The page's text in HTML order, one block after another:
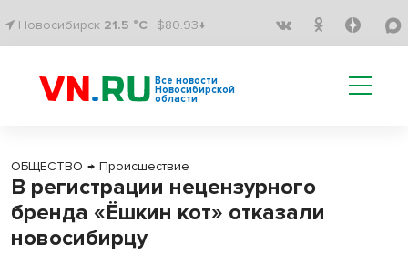
Новосибирск 21.5 °C $80.93↓
Все новости
Новосибирской
области
ОБЩЕСТВО → Происшествие
В регистрации нецензурного
бренда «Ёшкин кот» отказали
новосибирцу